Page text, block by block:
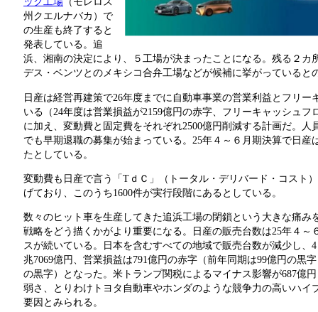
州クエルナバカ）で
の生産も終了すると
発表している。追
浜、湘南の決定により、５工場が決まったことになる。残る２カ
デス・ベンツとのメキシコ合弁工場などが候補に挙がっていると
日産は経営再建策で26年度までに自動車事業の営業利益とフリ
いる（24年度は営業損益が2159億円の赤字、フリーキャッシュ
に加え、変動費と固定費をそれぞれ2500億円削減する計画だ。
でも早期退職の募集が始まっている。25年４～６月期決算で日産
たとしている。
変動費も日産で言う「TｄＣ」（トータル・デリバード・コスト
げており、このうち1600件が実行段階にあるとしている。
数々のヒット車を生産してきた追浜工場の閉鎖という大きな痛み
戦略をどう描くかがより重要になる。日産の販売台数は25年４～
スが続いている。日本を含むすべての地域で販売台数が減少し、
兆7069億円、営業損益は791億円の赤字（前年同期は99億円の黒
の黒字）となった。米トランプ関税によるマイナス影響が687億
弱さ、とりわけトヨタ自動車やホンダのような競争力の高いハイ
要因とみられる。